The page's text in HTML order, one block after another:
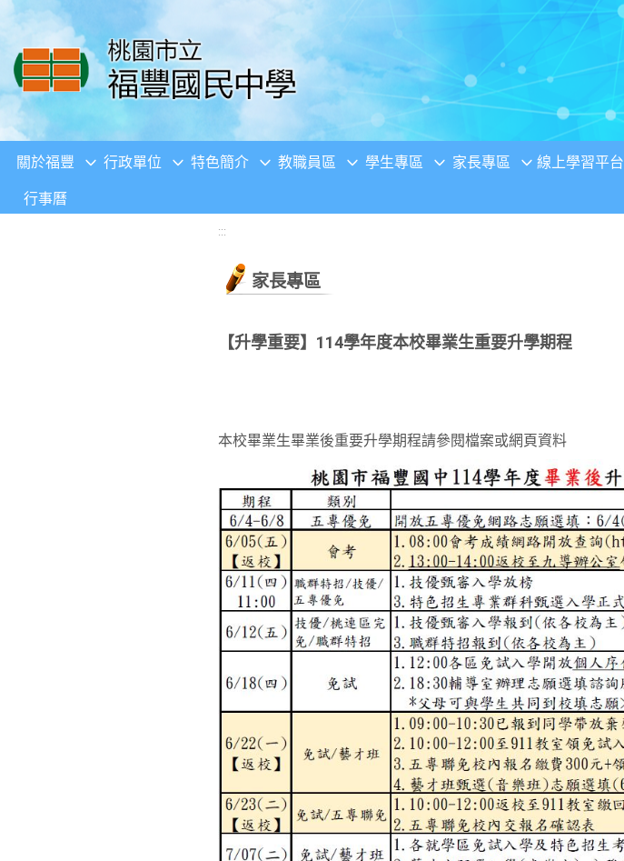
移至網頁之主要內容區位置
關於福豐 行政單位 特色簡介 教職員區 學生專區 家長專區 線上學習平台
行事曆
:::
家長專區
【升學重要】114學年度本校畢業生重要升學期程
本校畢業生畢業後重要升學期程請參閱檔案或網頁資料